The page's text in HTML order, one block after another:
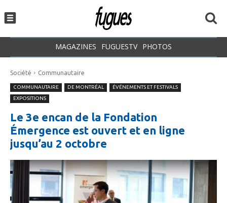
MAGAZINES FUGUESTV PHOTOS
Société Communautaire
COMMUNAUTAIRE DE MONTRÉAL
ÉVÉNEMENTS ET FESTIVALS
EXPOSITIONS
Le 3e encan de la Fondation
Émergence est ouvert et en ligne
jusqu’au 2 octobre